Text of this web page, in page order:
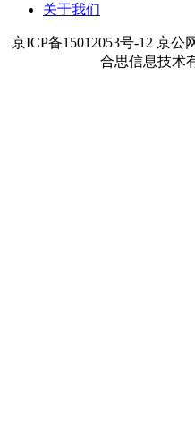
关于我们
京ICP备15012053号-12 京公
合思信息技术